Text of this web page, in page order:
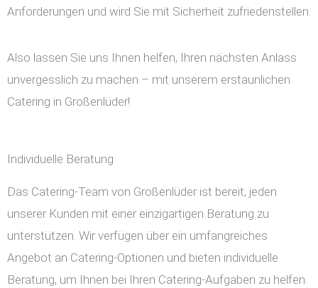
Anforderungen und wird Sie mit Sicherheit zufriedenstellen.
Also lassen Sie uns Ihnen helfen, Ihren nächsten Anlass
unvergesslich zu machen – mit unserem erstaunlichen
Catering in Großenlüder!
Individuelle Beratung
Das Catering-Team von Großenlüder ist bereit, jeden
unserer Kunden mit einer einzigartigen Beratung zu
unterstützen. Wir verfügen über ein umfangreiches
Angebot an Catering-Optionen und bieten individuelle
Beratung, um Ihnen bei Ihren Catering-Aufgaben zu helfen.